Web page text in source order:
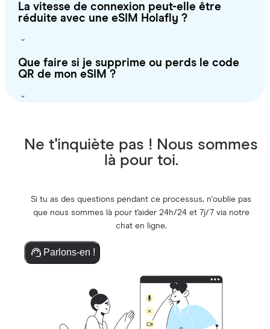
La vitesse de connexion peut-elle être
réduite avec une eSIM Holafly ?
Que faire si je supprime ou perds le code
QR de mon eSIM ?
Ne t'inquiète pas ! Nous sommes
là pour toi.
Si tu as des questions pendant ce processus, n'oublie pas
que nous sommes là pour t'aider 24h/24 et 7j/7 via notre
chat en ligne.
Parlons-en !